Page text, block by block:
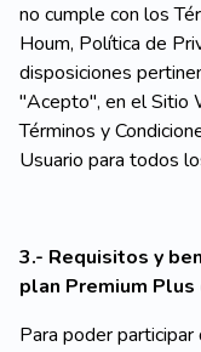
no cumple con los
Houm, Política de
disposiciones
"Acepto", en el Sitio
Términos y
Usuario para todos
3.- Requisitos y
plan Premium Plus
Para poder